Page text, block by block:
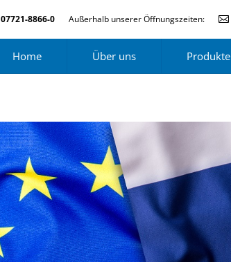
07721-8866-0 Außerhalb unserer Öffnungszeiten:
Home Über uns Produkte